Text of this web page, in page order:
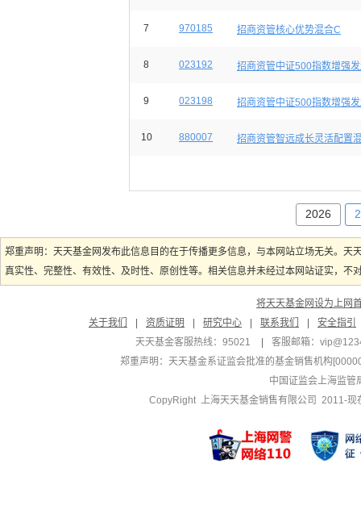
7 970185 招商资管核心优势混合C
8 023192 招商资管中证500指数增强
9 023198 招商资管中证500指数增强
10 880007 招商资管智远成长灵活配置
2026
郑重声明：天天基金网发布此信息目的在于传播更多信息，与本网站立场无关。
真实性、完整性、有效性、及时性、原创性等。相关信息并未经过本网站证实，
将天天基金网设为上网
关于我们
资质证明 研究中心 联系我们
安全指引
天天基金客服热线：95021
客服邮箱：
郑重声明： 天天基金系证监会批准的基金销售机构
中国证监会上海监管
CopyRight 上海天天基金销售有限公司 2011-